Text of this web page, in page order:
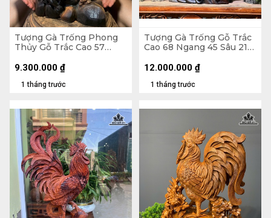
Tượng Gà Trống Phong
Thủy Gỗ Trắc Cao 57
1 tháng trước
9.300.000 ₫
Tượng Gà Trống Gỗ Trắc
Cao 68 Ngang 45 Sâu 21
1 tháng trước
12.000.000 ₫